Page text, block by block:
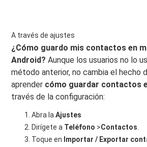
A través de ajustes
¿Cómo guardo mis contactos en
Android? Aunque los usuarios no lo
método anterior, no cambia el hecho
aprender cómo guardar contactos
través de la configuración:
Abra laAjustes
Dirígete a Teléfono >Contactos
Toque en Importar / Exportar